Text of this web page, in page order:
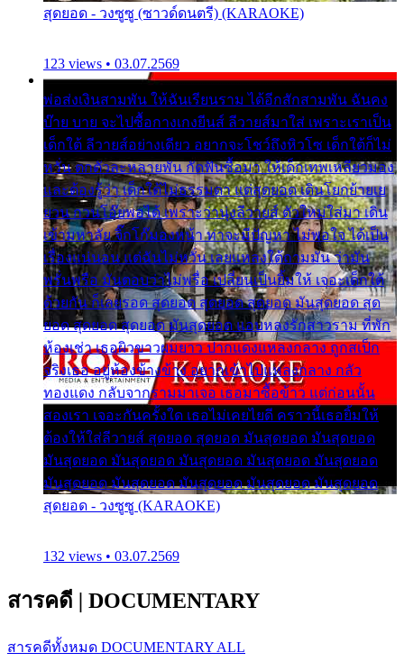
สุดยอด - วงซูซู (ซาวด์ดนตรี) (KARAOKE)
123 views • 03.07.2569
พ่อส่งเงินสามพัน ให้ฉันเรียนราม ได้อีกสักสามพัน ฉันคง
บ๊าย บาย จะไปซื้อกางเกงยีนส์ ลีวายส์มาใส่ เพราะเราเป็น
เด็กใต้ ลีวายส์อย่างเดียว อยากจะโชว์ถึงหิวโซ เด็กใต้ก็ไม่
หวั่น ตกตัวละหลายพัน กัดฟันซื้อมา ให้เด็กเทพเหลียวมอง
และต้องรู้ว่า เด็กใต้ไม่ธรรมดา แต่สุดยอด เดินโยกย้ายเย
ยวน กวนโอ๊ยพอได้ เพราะว่านุ่งลีวายส์ ตัวใหม่ใส่มา เดิน
เข้ามหาลัย จิ๊กโก๊มองหน้า ท่าจะมีปัญหา ไม่พอใจ ได้เป็น
เรื่องแน่นอน แต่ฉันไม่หวั่น เลยแหลงใต้ถามมัน ว่ามัน
พรั่นพรือ มันตอบว่าไม่พรื่อ เปลี่ยนเป็นยิ้มให้ เจอะเด็กใต้
ด้วยกัน ก็เลยรอด สุดยอด สุดยอด สุดยอด มันสุดยอด สุด
ยอด สุดยอด สุดยอด มันสุดยอด แอบหลงรักสาวราม ที่พัก
ห้องเช่า เธอผิวขาวผมยาว ปากแดงแหลงกลาง ถูกสเป็ก
จริงเธอ อยู่ห้องข้างข้าง อยากเข้าไปแหลงกลาง กลัว
ทองแดง กลับจากรามมาเจอ เธอมาซื้อข้าว แต่ก่อนนั้น
สองเรา เจอะกันครั้งใด เธอไม่เคยไยดี คราวนี้เธอยิ้มให้
ต้องให้ใส่ลีวายส์ สุดยอด สุดยอด มันสุดยอด มันสุดยอด
มันสุดยอด มันสุดยอด มันสุดยอด มันสุดยอด มันสุดยอด
มันสุดยอด มันสุดยอด มันสุดยอด มันสุดยอด มันสุดยอด
สุดยอด - วงซูซู (KARAOKE)
132 views • 03.07.2569
สารคดี | DOCUMENTARY
สารคดีทั้งหมด DOCUMENTARY ALL